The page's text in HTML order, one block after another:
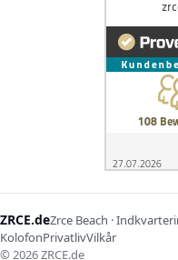
ZRCE.deZrce Beach ·
KolofonPrivatlivVilkår
© 2026ZRCE.de